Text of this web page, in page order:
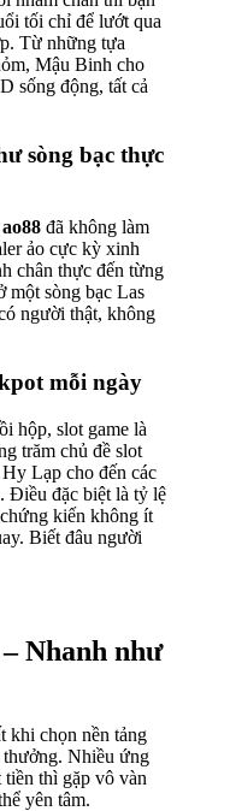
tối chỉ để lướt qua
Từ những tựa
Mậu Binh cho
sống động, tất cả
sòng bạc thực
ao88 đã không làm
ảo cực kỳ xinh
chân thực đến từng
một sòng bạc Las
người thật, không
mỗi ngày
hộp, slot game là
trăm chủ đề slot
Lạp cho đến các
Điều đặc biệt là tỷ lệ
kiến không ít
Biết đâu người
Nhanh như
khi chọn nền tảng
Nhiều ứng
thì gặp vô vàn
yên tâm.